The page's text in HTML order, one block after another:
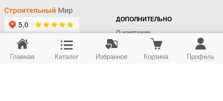
+7 (495) 414-22-76
ДОПОЛНИТЕЛЬНО
О компании
Доставка
Оплата
Главная Каталог Избранное Корзина Профиль